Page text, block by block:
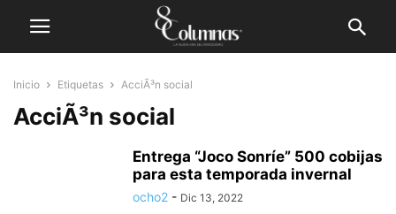
Inicio Etiquetas AcciÃ³n social
AcciÃ³n social
Entrega “Joco Sonríe” 500 cobijas
para esta temporada invernal
ocho2 - Dic 13, 2022